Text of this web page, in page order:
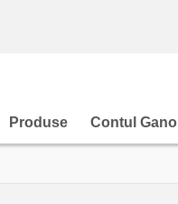
Produse Contul Gano